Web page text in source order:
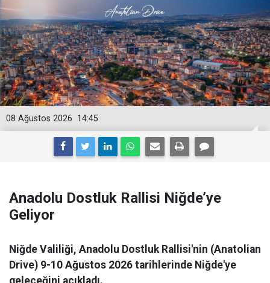
14:45
08 Ağustos 2026
Anadolu Dostluk Rallisi Niğde’ye
Geliyor
Niğde Valiliği, Anadolu Dostluk Rallisi'nin (Anatolian
Drive) 9-10 Ağustos 2026 tarihlerinde Niğde'ye
geleceğini açıkladı.